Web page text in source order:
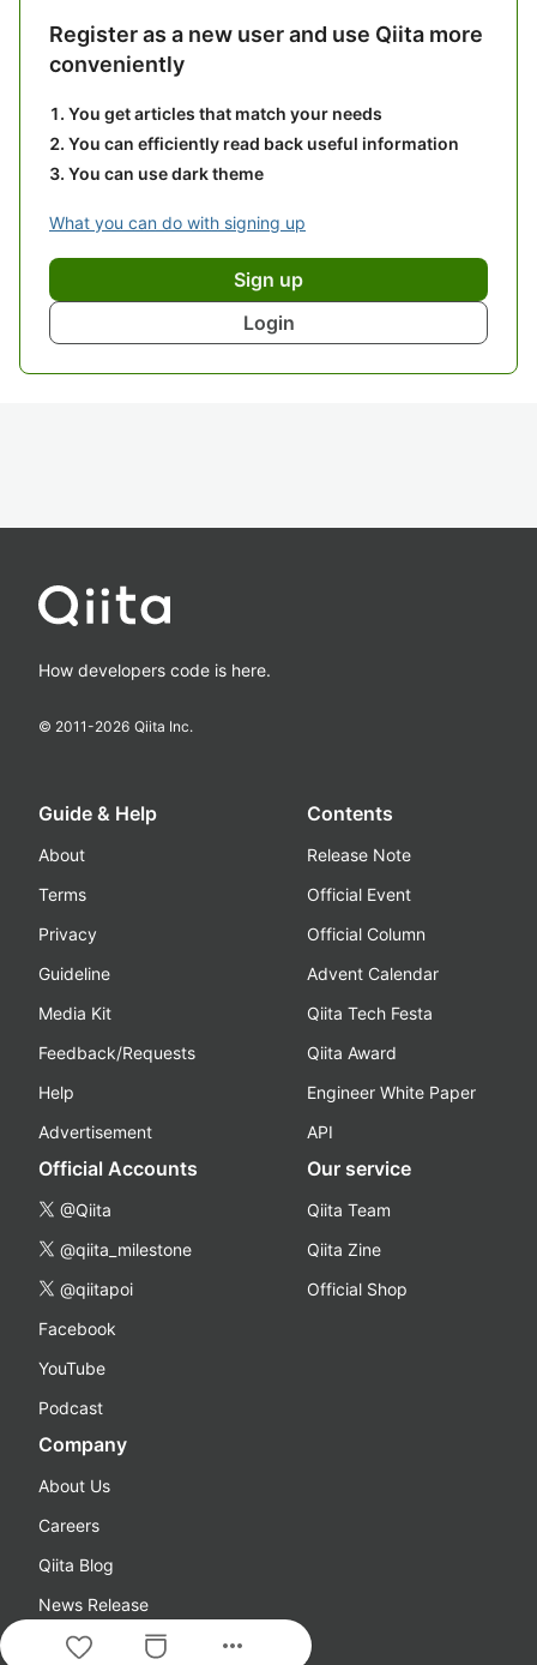
Register as a new user and use Qiita more
conveniently
You get articles that match your needs
You can efficiently read back useful information
You can use dark theme
What you can do with signing up
Sign up
Login
more_horiz
How developers code is here.
© 2011-2026 Qiita Inc.
Guide & Help
About
Terms
Privacy
Guideline
Media Kit
Feedback/Requests
Help
Advertisement
Contents
Release Note
Official Event
Official Column
Advent Calendar
Qiita Tech Festa
Qiita Award
Engineer White Paper
API
Official Accounts
@Qiita
@qiita_milestone
@qiitapoi
Facebook
YouTube
Podcast
Our service
Qiita Team
Qiita Zine
Official Shop
Company
About Us
Careers
Qiita Blog
News Release